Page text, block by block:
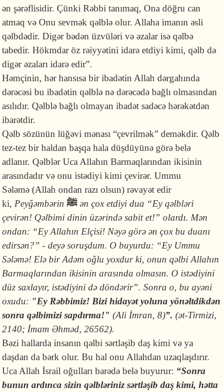
ən şərəflisidir. Çünki Rəbbi tanımaq, Ona döğru can
atmaq və Onu sevmək qəlblə olur. Allaha imanın əsli
qəlbdədir. Digər bədən üzvüləri və əzalar isə qəlbə
tabedir. Hökmdar öz rəiyyətini idarə etdiyi kimi, qəlb də
digər əzaları idarə edir”.
Həmçinin, hər hansısa bir ibadətin Allah dərgahında
dərəcəsi bu ibadətin qəlblə nə dərəcədə bağlı olmasından
asılıdır. Qəlblə bağlı olmayan ibadət sadəcə hərəkətdən
ibarətdir.
Qəlb sözünün lüğəvi mənası “çevrilmək” deməkdir. Qəlb
tez-tez bir haldan başqa hala düşdüyünə görə belə
adlanır. Qəlblər Uca Allahın Barmaqlarından ikisinin
arasındadır və onu istədiyi kimi çevirər. Ummu
Sələmə (Allah ondan razı olsun) rəvayət edir
ki, Peyğəmbərinﷺən çox etdiyi dua “Ey qəlbləri
çevirən! Qəlbimi dinin üzərində sabit et!” olardı. Mən
ondan: “Ey Allahın Elçisi! Nəyə görə ən çox bu duanı
edirsən?” - deyə soruşdum. O buyurdu: “Ey Ummu
Sələmə! Elə bir Adəm oğlu yoxdur ki, onun qəlbi Allahın
Barmaqlarından ikisinin arasında olmasın. O istədiyini
düz saxlayır, istədiyini də döndərir”. Sonra o, bu ayəni
oxudu: "Ey Rəbbimiz! Bizi hidayət yoluna yönəltdikdən
sonra qəlbimizi sapdırma!"(Ali İmran, 8)”. (ət-Tirmizi,
2140; İmam Əhməd, 26562).
Bəzi hallarda insanın qəlbi sərtləşib daş kimi və ya
daşdan da bərk olur. Bu hal onu Allahdan uzaqlaşdırır.
Uca Allah İsrail oğulları barədə belə buyurur: “Sonra
bunun ardınca sizin qəlbləriniz sərtləşib daş kimi, hətta